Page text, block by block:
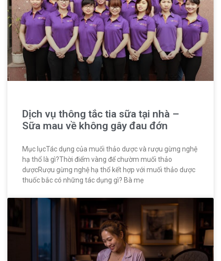
Dịch vụ thông tắc tia sữa tại nhà –
Sữa mau về không gây đau đớn
Mục lụcTác dụng của muối thảo dược và rượu gừng nghệ
hạ thổ là gì?Thời điểm vàng để chườm muối thảo
dượcRượu gừng nghệ hạ thổ kết hợp với muối thảo dược
thuốc bắc có những tác dụng gì? Bà mẹ